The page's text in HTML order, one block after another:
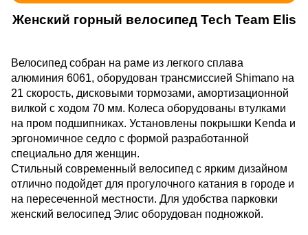
Женский горный велосипед Tech Team Elis
Велосипед собран на раме из легкого сплава
алюминия 6061, оборудован трансмиссией Shimano на
21 скорость, дисковыми тормозами, амортизационной
вилкой с ходом 70 мм. Колеса оборудованы втулками
на пром подшипниках. Установлены покрышки Kenda и
эргономичное седло с формой разработанной
специально для женщин.
Стильный современный велосипед с ярким дизайном
отлично подойдет для прогулочного катания в городе и
на пересеченной местности. Для удобства парковки
женский велосипед Элис оборудован подножкой.